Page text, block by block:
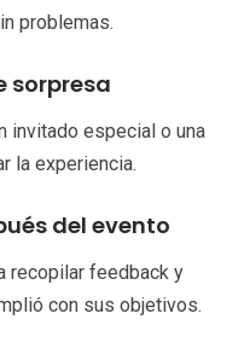
problemas.
sorpresa
invitado especial o una
la experiencia.
del evento
recopilar feedback y
con sus objetivos.